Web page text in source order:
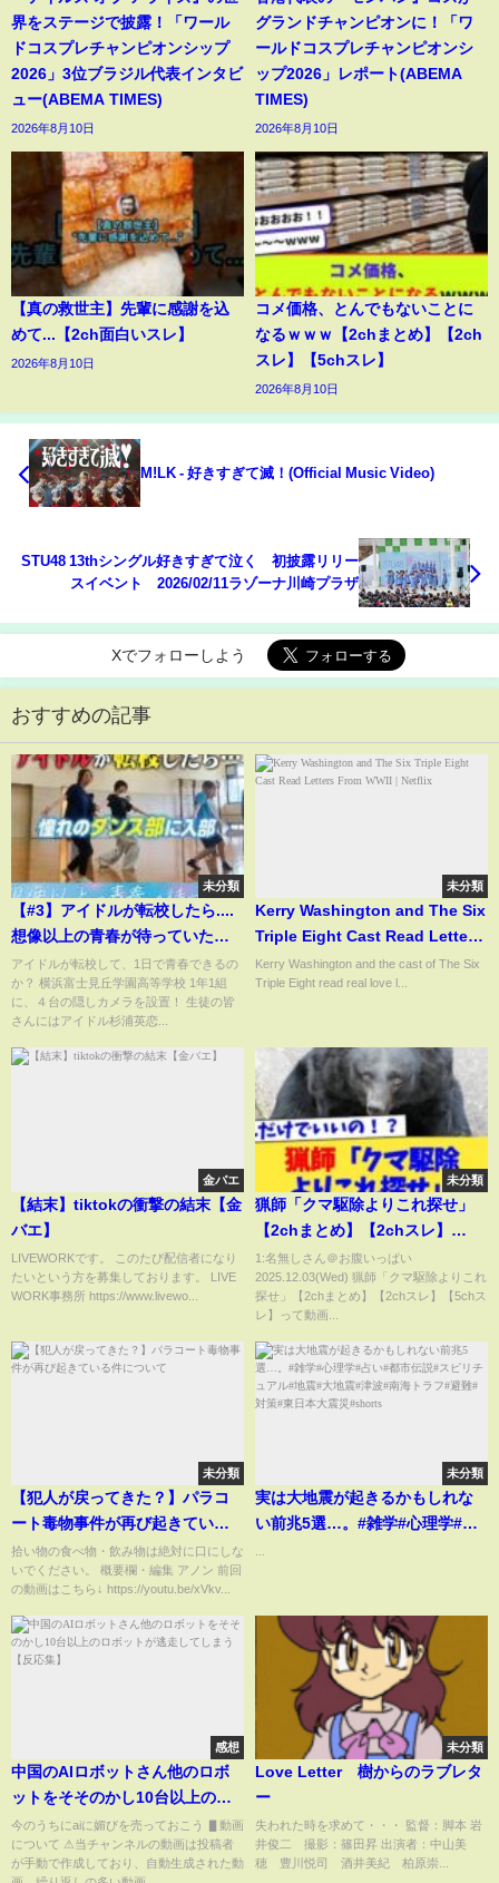
界をステージで披露！「ワール
ドコスプレチャンピオンシップ
2026」3位ブラジル代表インタビ
ュー(ABEMA TIMES)
2026年8月10日
グランドチャンピオンに！「ワ
ールドコスプレチャンピオンシ
ップ2026」レポート(ABEMA
TIMES)
2026年8月10日
【真の救世主】先輩に感謝を込
めて...【2ch面白いスレ】
2026年8月10日
コメ価格、とんでもないことに
なるｗｗｗ【2chまとめ】【2ch
スレ】【5chスレ】
2026年8月10日
M!LK - 好きすぎて滅！(Official Music Video)
STU48 13thシングル好きすぎて泣く 初披露リリー
スイベント 2026/02/11ラゾーナ川崎プラザ
Xでフォローしよう
おすすめの記事
未分類
【#3】アイドルが転校したら....
想像以上の青春が待っていた！
【放課後編】
アイドルが転校して、1日で青春できるの
か？ 横浜富士見丘学園高等学校 1年1組
に、４台の隠しカメラを設置！ 生徒の皆
さんにはアイドル杉浦英恋...
未分類
Kerry Washington and The Six
Triple Eight Cast Read Letters
From WWII | Netflix
Kerry Washington and the cast of The Six
Triple Eight read real love l...
金バエ
【結末】tiktokの衝撃の結末【金
バエ】
LIVEWORKです。 このたび配信者になり
たいという方を募集しております。 LIVE
WORK事務所 https://www.livewo...
未分類
猟師「クマ駆除よりこれ探せ」
【2chまとめ】【2chスレ】
【5chスレ】
1:名無しさん＠お腹いっぱい
2025.12.03(Wed) 猟師「クマ駆除よりこれ
探せ」【2chまとめ】【2chスレ】【5chス
レ】って動画...
未分類
【犯人が戻ってきた？】パラコ
ート毒物事件が再び起きている
件について
拾い物の食べ物・飲み物は絶対に口にしな
いでください。 概要欄・編集 アノン 前回
の動画はこちら↓ https://youtu.be/xVkv...
未分類
実は大地震が起きるかもしれな
い前兆5選…。#雑学#心理学#占
感想
中国のAIロボットさん他のロボ
ットをそそのかし10台以上のロ
ボットが逃走してしまう【反応
集】
今のうちにaiに媚びを売っておこう ▋動画
について ⚠当チャンネルの動画は投稿者
が手動で作成しており、自動生成された動
未分類
Love Letter 樹からのラブレタ
ー
失われた時を求めて・・・ 監督：脚本 岩
井俊二 撮影：篠田昇 出演者：中山美
穂 豊川悦司 酒井美紀 柏原崇...